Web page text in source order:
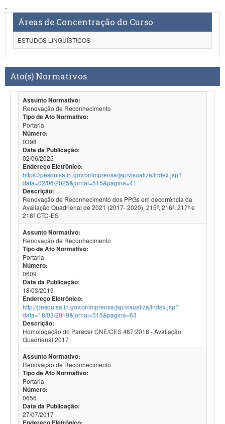
-
Áreas de Concentração do Curso
ESTUDOS LINGUÍSTICOS
Ato(s) Normativos
Assunto Normativo:
Renovação de Reconhecimento
Tipo de Ato Normativo:
Portaria
Número:
0398
Data da Publicação:
02/06/2025
Endereço Eletrônico:
https://pesquisa.in.gov.br/imprensa/jsp/visualiza/index.jsp?
data=02/06/2025&jornal=515&pagina=41
Descrição:
Renovação de Reconhecimento dos PPGs em decorrência da
Avaliação Quadrienal de 2021 (2017- 2020). 215ª, 216ª, 217ª e
218ª CTC-ES
Assunto Normativo:
Renovação de Reconhecimento
Tipo de Ato Normativo:
Portaria
Número:
0609
Data da Publicação:
18/03/2019
Endereço Eletrônico:
http://pesquisa.in.gov.br/imprensa/jsp/visualiza/index.jsp?
data=18/03/2019&jornal=515&pagina=63
Descrição:
Homologação do Parecer CNE/CES 487/2018 - Avaliação
Quadrienal 2017
Assunto Normativo:
Renovação de Reconhecimento
Tipo de Ato Normativo:
Portaria
Número:
0656
Data da Publicação:
27/07/2017